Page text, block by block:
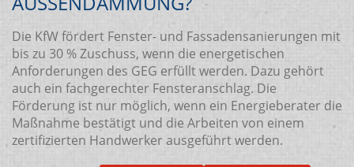
Die KfW fördert Fenster- und Fassadensanierungen mit
bis zu 30 % Zuschuss, wenn die energetischen
Anforderungen des GEG erfüllt werden. Dazu gehört
auch ein fachgerechter Fensteranschlag. Die
Förderung ist nur möglich, wenn ein Energieberater die
Maßnahme bestätigt und die Arbeiten von einem
zertifizierten Handwerker ausgeführt werden.